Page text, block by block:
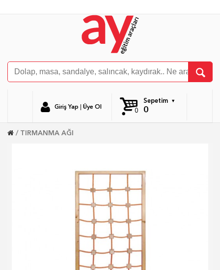
Giriş Yap Üye Ol
Sepetim
0
0
TIRMANMA AĞI